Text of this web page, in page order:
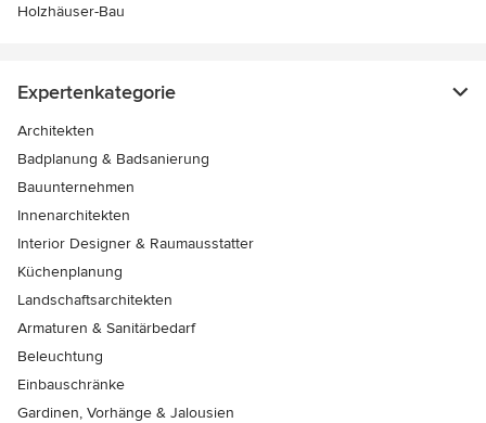
Holzhäuser-Bau
Expertenkategorie
Architekten
Badplanung & Badsanierung
Bauunternehmen
Innenarchitekten
Interior Designer & Raumausstatter
Küchenplanung
Landschaftsarchitekten
Armaturen & Sanitärbedarf
Beleuchtung
Einbauschränke
Gardinen, Vorhänge & Jalousien